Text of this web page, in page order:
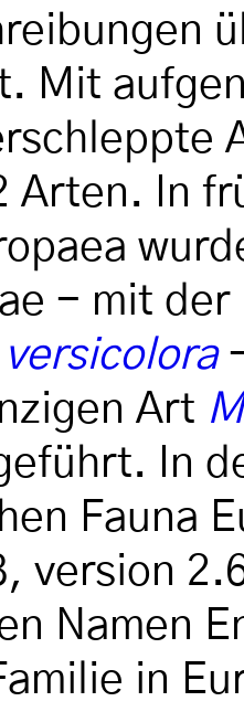
Mit
Arten. In
- mit
-
Art
In
Fauna
version
Namen
in